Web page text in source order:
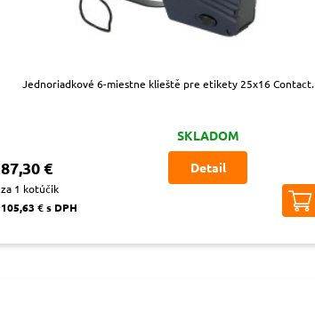
Jednoriadkové 6-miestne klieště pre etikety 25x16 Contact.
87,30 €
za 1 kotúčik
105,63 € s DPH
SKLADOM
Detail